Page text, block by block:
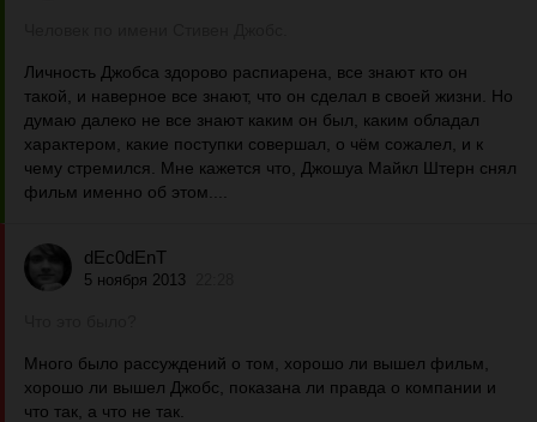
Личность Джобса здорово распиарена, все знают кто он
такой, и наверное все знают, что он сделал в своей жизни. Но
думаю далеко не все знают каким он был, каким обладал
характером, какие поступки совершал, о чём сожалел, и к
чему стремился. Мне кажется что, Джошуа Майкл Штерн снял
фильм именно об этом....
dEc0dEnT
5 ноября 2013
Много было рассуждений о том, хорошо ли вышел фильм,
хорошо ли вышел Джобс, показана ли правда о компании и
что так, а что не так.